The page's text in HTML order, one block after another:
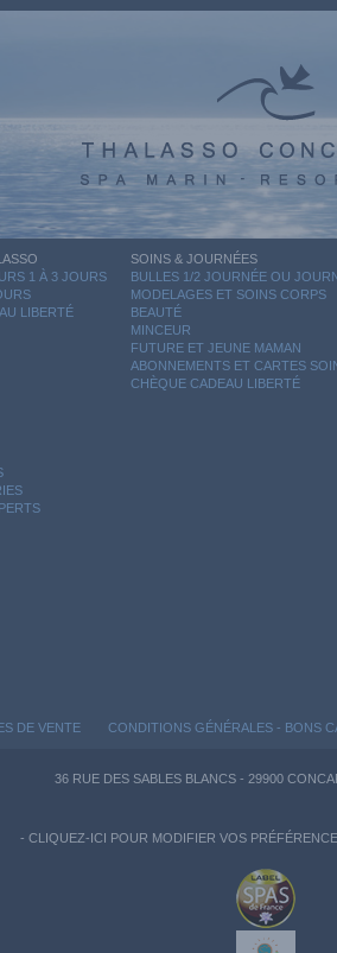
1 À 3 JOURS
LIBERTÉ
SOINS & JOURNÉES
BULLES 1/2 JOURNÉE OU
MODELAGES ET SOINS CORPS
BEAUTÉ
MINCEUR
FUTURE ET JEUNE MAMAN
ABONNEMENTS ET CARTES
CHÈQUE CADEAU LIBERTÉ
DE VENTE CONDITIONS GÉNÉRALES - BONS
36 RUE DES SABLES BLANCS - 29900
- CLIQUEZ-ICI POUR MODIFIER VOS